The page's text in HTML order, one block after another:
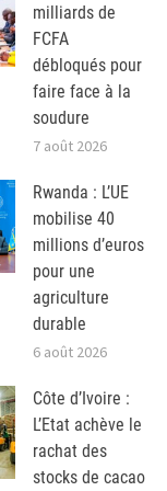
milliards de
FCFA
débloqués pour
faire face à la
soudure
7 août 2026
Rwanda : L’UE
mobilise 40
millions d’euros
pour une
agriculture
durable
6 août 2026
Côte d’Ivoire :
L’Etat achève le
rachat des
stocks de cacao